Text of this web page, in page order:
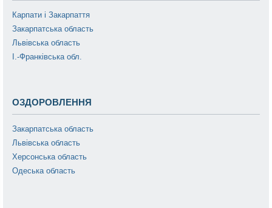
Карпати і Закарпаття
Закарпатська область
Львівська область
І.-Франківська обл.
ОЗДОРОВЛЕННЯ
Закарпатська область
Львівська область
Херсонська область
Одеська область